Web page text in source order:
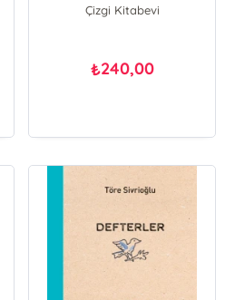
Çizgi Kitabevi
₺240,00